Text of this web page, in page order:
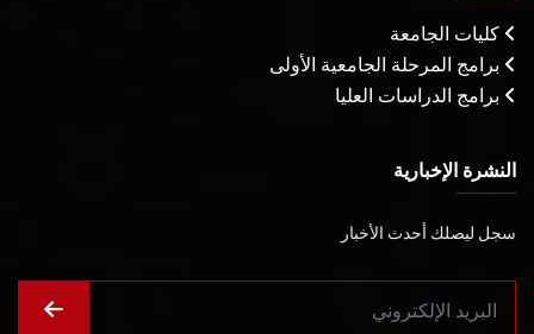
كليات الجامعة
برامج المرحلة الجامعية الأولى
برامج الدراسات العليا
النشرة الإخبارية
سجل ليصلك أحدث الأخبار